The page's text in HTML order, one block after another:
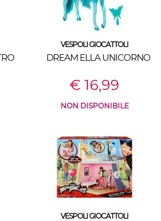
VESPOLI GIOCATTOLI
DREAM ELLA UNICORNO
€ 16,99
NON DISPONIBILE
VESPOLI GIOCATTOLI